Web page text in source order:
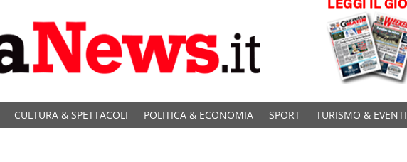
CULTURA & SPETTACOLI POLITICA & ECONOMIA SPORT TURISMO & EVENTI